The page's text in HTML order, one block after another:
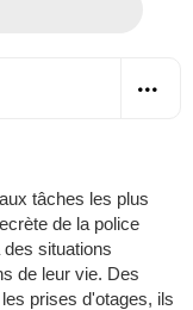
tâches les plus
de la police
situations
de leur vie. Des
prises d'otages, ils